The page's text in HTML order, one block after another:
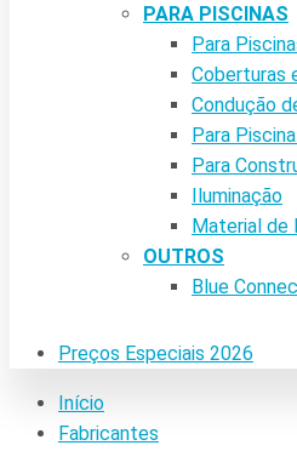
PARA PISCINAS
Para
Coberturas
Condução
Para
Para
Iluminação
Material de
OUTROS
Blue
Preços Especiais 2026
Início
Fabricantes